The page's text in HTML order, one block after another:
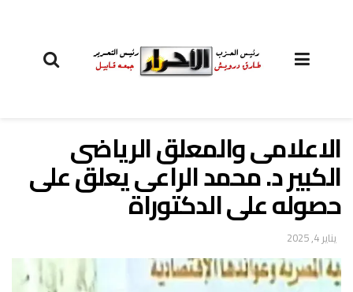
الاعلامى والمعلق الرياضى
الكبير د. محمد الراعى يعلق على
حصوله على الدكتوراة
يناير 4, 2025